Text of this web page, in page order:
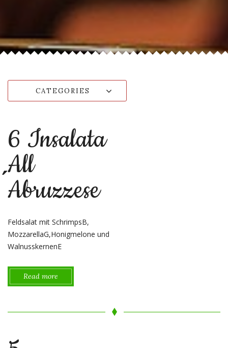
CATEGORIES
6 Insalata
All
́Abruzzese
Feldsalat mit SchrimpsB,
MozzarellaG,Honigmelone und
WalnusskernenE
Read more